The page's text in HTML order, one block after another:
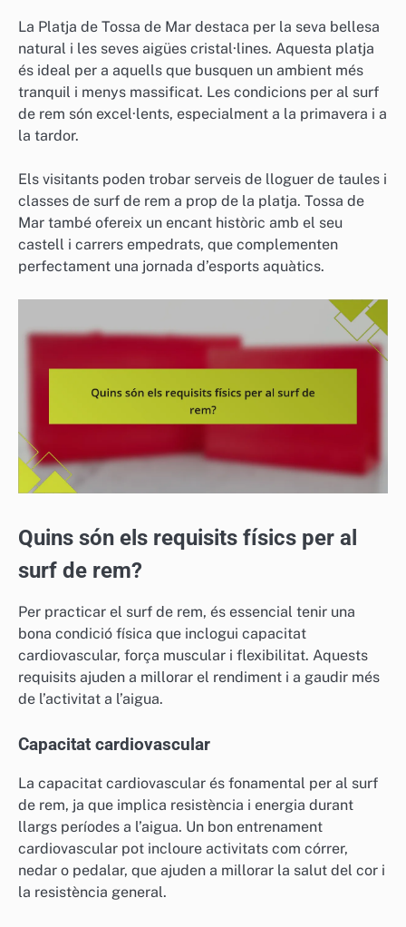
La Platja de Tossa de Mar destaca per la seva bellesa
natural i les seves aigües cristal·lines. Aquesta platja
és ideal per a aquells que busquen un ambient més
tranquil i menys massificat. Les condicions per al surf
de rem són excel·lents, especialment a la primavera i a
la tardor.
Els visitants poden trobar serveis de lloguer de taules i
classes de surf de rem a prop de la platja. Tossa de
Mar també ofereix un encant històric amb el seu
castell i carrers empedrats, que complementen
perfectament una jornada d’esports aquàtics.
Quins són els requisits físics per al
surf de rem?
Per practicar el surf de rem, és essencial tenir una
bona condició física que inclogui capacitat
cardiovascular, força muscular i flexibilitat. Aquests
requisits ajuden a millorar el rendiment i a gaudir més
de l’activitat a l’aigua.
Capacitat cardiovascular
La capacitat cardiovascular és fonamental per al surf
de rem, ja que implica resistència i energia durant
llargs períodes a l’aigua. Un bon entrenament
cardiovascular pot incloure activitats com córrer,
nedar o pedalar, que ajuden a millorar la salut del cor i
la resistència general.